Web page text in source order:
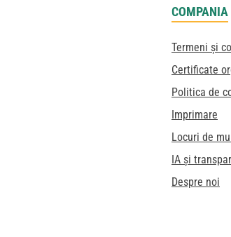
COMPANIA
Termeni și
Certificate
Politica de
Imprimare
Locuri de
IA și
Despre noi